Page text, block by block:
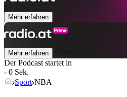
Mehr erfahren
Mehr erfahren
Der Podcast startet in
- 0 Sek.
Sport NBA